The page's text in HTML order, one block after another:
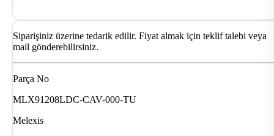
Siparişiniz üzerine tedarik edilir. Fiyat almak için teklif talebi veya
mail gönderebilirsiniz.
Parça No
MLX91208LDC-CAV-000-TU
Melexis